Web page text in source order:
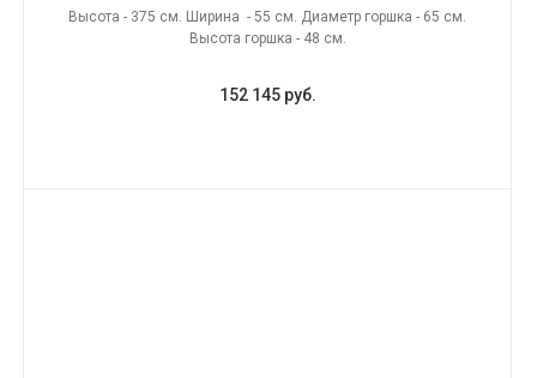
Высота - 375 см. Ширина - 55 см. Диаметр горшка - 65 см.
Высота горшка - 48 см.
152 145 руб.